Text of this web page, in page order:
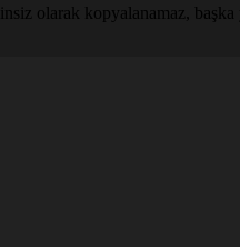
olarak kopyalanamaz,